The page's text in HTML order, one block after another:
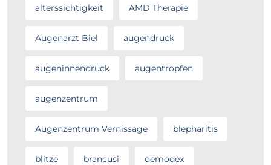
alterssichtigkeit AMD Therapie
Augenarzt Biel augendruck
augeninnendruck augentropfen
augenzentrum
Augenzentrum Vernissage blepharitis
blitze brancusi demodex